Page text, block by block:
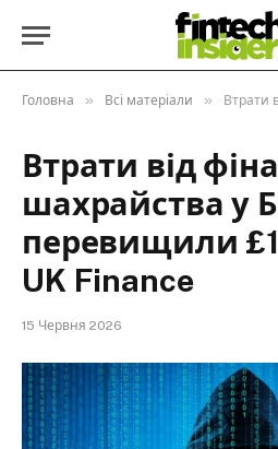
Головна » Всі матеріали » Втрати від
Втрати від
шахрайства у
перевищили
UK Finance
15 Червня 2026